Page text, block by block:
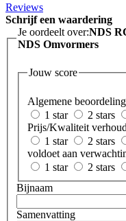
Reviews
Schrijf een waardering
Je oordeelt over:NDS
NDS Omvormers
Jouw score
Algemene
1 star
2 stars
Prijs/Kwaliteit
1 star
2 stars
voldoet aan
1 star
2 stars
Bijnaam
Samenvatting